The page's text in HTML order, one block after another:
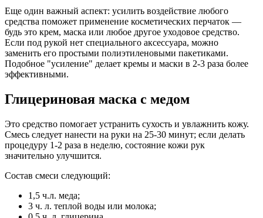
Еще один важный аспект: усилить воздействие любого
средства поможет применение косметических перчаток —
будь это крем, маска или любое другое уходовое средство.
Если под рукой нет специального аксессуара, можно
заменить его простыми полиэтиленовыми пакетиками.
Подобное "усиление" делает кремы и маски в 2-3 раза более
эффективными.
Глицериновая маска с медом
Это средство помогает устранить сухость и увлажнить кожу.
Смесь следует нанести на руки на 25-30 минут; если делать
процедуру 1-2 раза в неделю, состояние кожи рук
значительно улучшится.
Состав смеси следующий:
1,5 ч.л. меда;
3 ч. л. теплой воды или молока;